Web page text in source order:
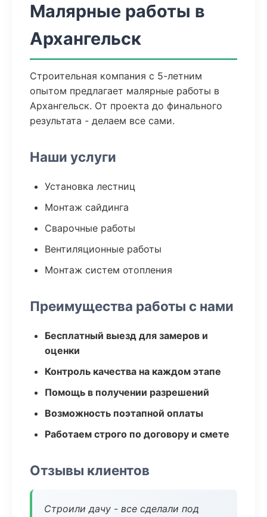
Малярные работы в
Архангельск
Строительная компания с 5-летним
опытом предлагает малярные работы в
Архангельск. От проекта до финального
результата - делаем все сами.
Наши услуги
Установка лестниц
Монтаж сайдинга
Сварочные работы
Вентиляционные работы
Монтаж систем отопления
Преимущества работы с нами
Бесплатный выезд для замеров и
оценки
Контроль качества на каждом этапе
Помощь в получении разрешений
Возможность поэтапной оплаты
Работаем строго по договору и смете
Отзывы клиентов
Строили дачу - все сделали под